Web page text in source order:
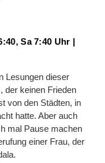
Sa 7:40 Uhr |
Lesungen dieser
der keinen Frieden
von den Städten, in
hatte. Aber auch
mal Pause machen
einer Frau, der